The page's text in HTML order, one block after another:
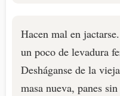
Hacen mal en
un poco de levadura
Desháganse de la
masa nueva, panes